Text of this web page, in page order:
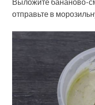
отправьте в